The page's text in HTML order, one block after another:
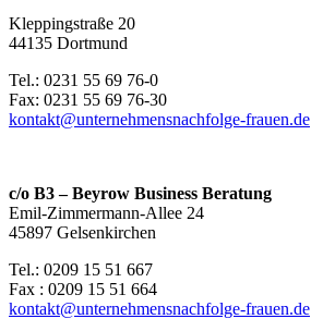
Kleppingstraße 20
44135 Dortmund
Tel.: 0231 55 69 76-0
Fax: 0231 55 69 76-30
kontakt@unternehmensnachfolge-frauen.de
c/o B3 – Beyrow Business Beratung
Emil-Zimmermann-Allee 24
45897 Gelsenkirchen
Tel.: 0209 15 51 667
Fax : 0209 15 51 664
kontakt@unternehmensnachfolge-frauen.de